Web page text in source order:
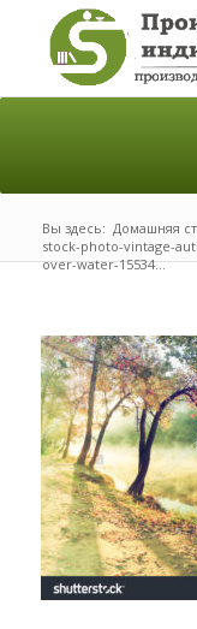
Вы здесь: Домашняя
stock-photo-vintage-
over-water-15534...